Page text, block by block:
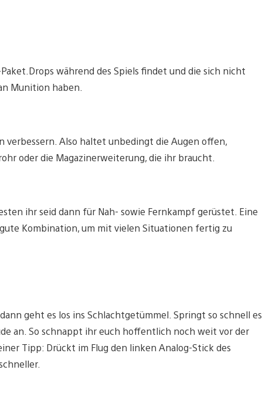
während des Spiels findet und die sich nicht
Munition haben.
verbessern. Also haltet unbedingt die Augen offen,
oder die Magazinerweiterung, die ihr braucht.
ihr seid dann für Nah- sowie Fernkampf gerüstet. Eine
Kombination, um mit vielen Situationen fertig zu
geht es los ins Schlachtgetümmel. Springt so schnell es
an. So schnappt ihr euch hoffentlich noch weit vor der
Tipp: Drückt im Flug den linken Analog-Stick des